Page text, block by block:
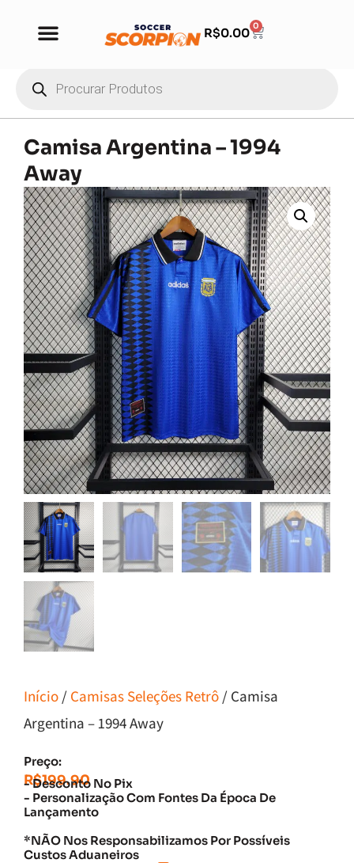
R$0.00 0
Camisa Argentina – 1994
Away
Início / Camisas Seleções Retrô / Camisa
Argentina – 1994 Away
Preço:
R$199.90
- Desconto No Pix
- Personalização Com Fontes Da Época De
Lançamento
*NÃO Nos Responsabilizamos Por Possíveis
Custos Aduaneiros